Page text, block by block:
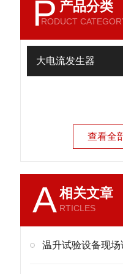
P 产品分类
RODUCT
大电流发生器
查看全
A相关文章
RTICLES
温升试验设备现场